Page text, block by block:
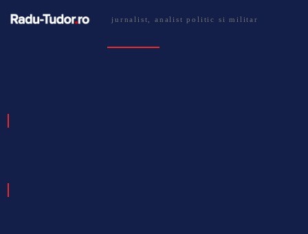
jurnalist, analist politic si militar